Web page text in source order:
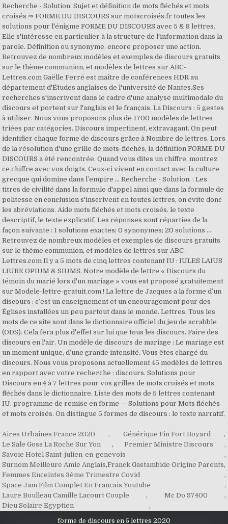
Aires Urbaines France 2020 , Générique Fin Fort Boyard
,
Le Sale Goss La Roche Sur Yon
, Premier Ministre Discours
,
Savoie Hotel Saint-julien-en-genevois
,
Surnom Meilleure Amie Anglais,Franck Gastambide Origine Parents,
Femmes Enceintes 3ème Trimestre Covid
,
Space Jam Film Complet En Francais Youtube
,
Laure Boulleau Camille Lacourt Couple
, Mc Do 97400
,
Dieu Solaire Egyptien
,
forme de discours en 5 lettres 2020